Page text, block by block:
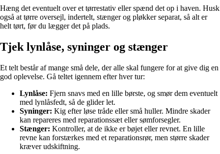
Hæng det eventuelt over et tørrestativ eller spænd det op i haven. Husk
også at tørre oversejl, indertelt, stænger og pløkker separat, så alt er
helt tørt, før du lægger det på plads.
Tjek lynlåse, syninger og stænger
Et telt består af mange små dele, der alle skal fungere for at give dig en
god oplevelse. Gå teltet igennem efter hver tur:
Lynlåse: Fjern snavs med en lille børste, og smør dem eventuelt
med lynlåsfedt, så de glider let.
Syninger: Kig efter løse tråde eller små huller. Mindre skader
kan repareres med reparationssæt eller sømforsegler.
Stænger: Kontroller, at de ikke er bøjet eller revnet. En lille
revne kan forstærkes med et reparationsrør, men større skader
kræver udskiftning.